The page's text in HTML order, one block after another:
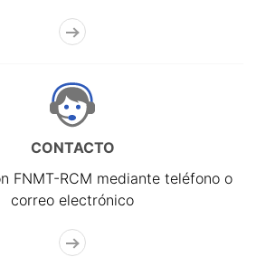
CONTACTO
FNMT-RCM mediante teléfono o
correo electrónico